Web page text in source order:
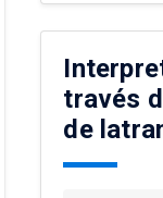
través
de